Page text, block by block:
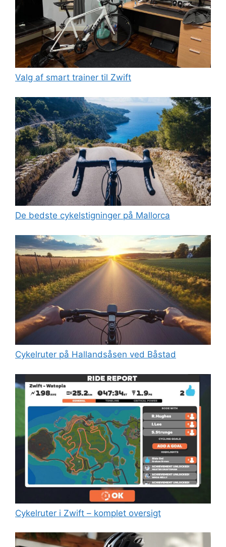
Valg af smart trainer til Zwift
De bedste cykelstigninger på Mallorca
Cykelruter på Hallandsåsen ved Båstad
Cykelruter i Zwift – komplet oversigt